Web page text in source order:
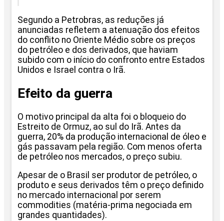
Segundo a Petrobras, as reduções já
anunciadas refletem a atenuação dos efeitos
do conflito no Oriente Médio sobre os preços
do petróleo e dos derivados, que haviam
subido com o início do confronto entre Estados
Unidos e Israel contra o Irã.
Efeito da guerra
O motivo principal da alta foi o bloqueio do
Estreito de Ormuz, ao sul do Irã. Antes da
guerra, 20% da produção internacional de óleo e
gás passavam pela região. Com menos oferta
de petróleo nos mercados, o preço subiu.
Apesar de o Brasil ser produtor de petróleo, o
produto e seus derivados têm o preço definido
no mercado internacional por serem
commodities (matéria-prima negociada em
grandes quantidades).